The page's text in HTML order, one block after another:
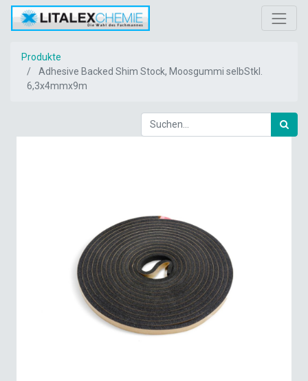
Produkte
Adhesive Backed Shim Stock, Moosgummi selbStkl.
6,3x4mmx9m